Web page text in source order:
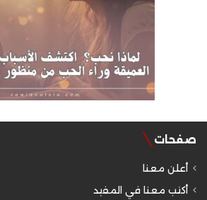
صفحات
أعلن معنا
أكتب معنا في المفيد